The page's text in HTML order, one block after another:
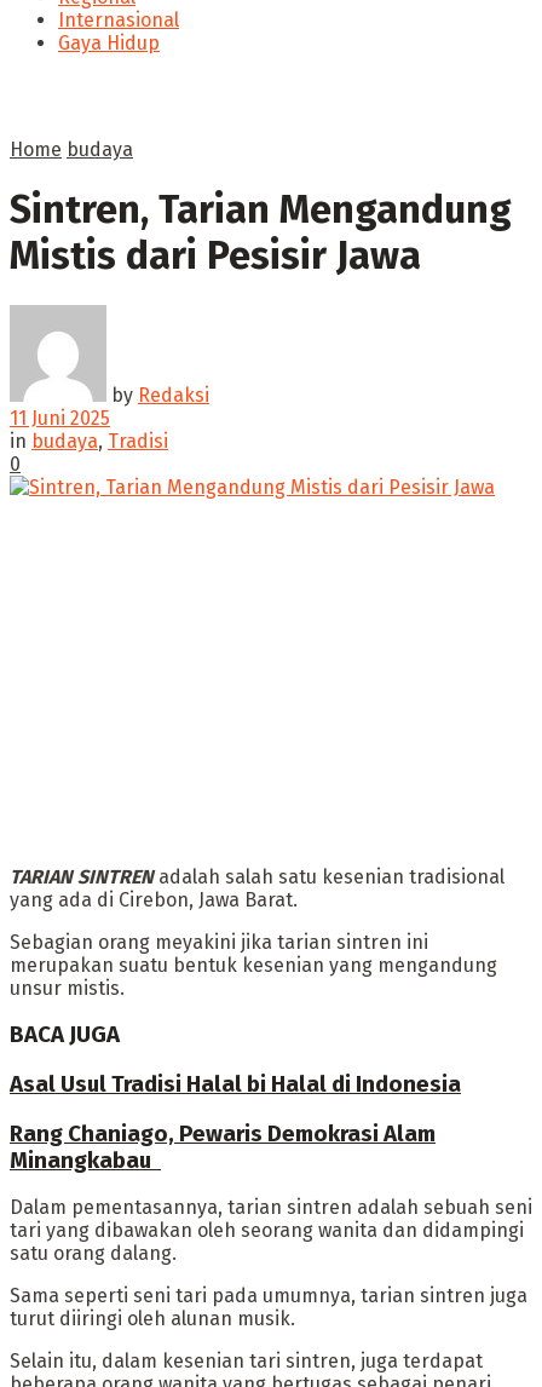
Internasional
Gaya Hidup
Home budaya
Sintren, Tarian Mengandung
Mistis dari Pesisir Jawa
by Redaksi
11 Juni 2025
in budaya, Tradisi
0
‎TARIAN SINTREN adalah salah satu kesenian tradisional
yang ada di Cirebon, Jawa Barat.
Sebagian orang meyakini jika tarian sintren ini
merupakan suatu bentuk kesenian yang mengandung
unsur mistis.
BACA JUGA
Asal Usul Tradisi Halal bi Halal di Indonesia
Rang Chaniago, Pewaris Demokrasi Alam
Minangkabau ‎
‎Dalam pementasannya, tarian sintren adalah sebuah seni
tari yang dibawakan oleh seorang wanita dan didampingi
satu orang dalang.
Sama seperti seni tari pada umumnya, tarian sintren juga
turut diiringi oleh alunan musik.
‎Selain itu, dalam kesenian tari sintren, juga terdapat